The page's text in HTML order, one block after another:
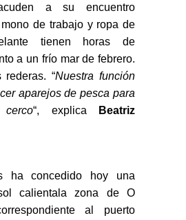
a su encuentro
de trabajo y ropa de
tienen horas de
a un frío mar de febrero.
rederas. “Nuestra función
aparejos de pesca para
“, explica
Beatriz
ha concedido hoy una
calientala zona de O
al puerto